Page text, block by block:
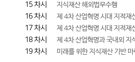
15 차시 지식재산 해외법무수행
16 차시 제 4차 산업혁명 시대 지적재
17 차시 제 4차 산업혁명 시대 지적재
18 차시 제 4차 산업혁명과 국내외 지
19 차시 미래를 위한 지식재산 기반 마